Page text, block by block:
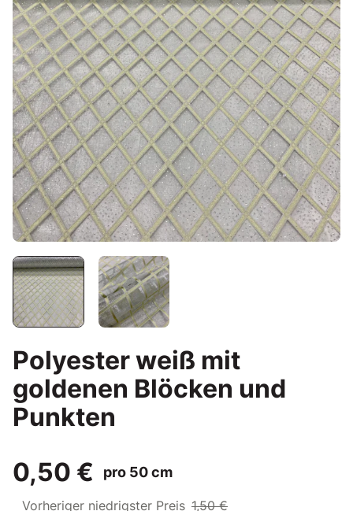
Polyester weiß mit
goldenen Blöcken und
Punkten
0,50 €
pro 50 cm
Vorheriger niedrigster Preis 1,50 €